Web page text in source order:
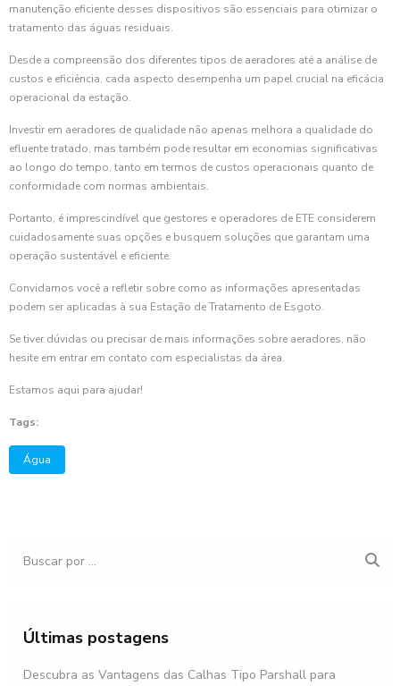
manutenção eficiente desses dispositivos são essenciais para otimizar o
tratamento das águas residuais.
Desde a compreensão dos diferentes tipos de aeradores até a análise de
custos e eficiência, cada aspecto desempenha um papel crucial na eficácia
operacional da estação.
Investir em aeradores de qualidade não apenas melhora a qualidade do
efluente tratado, mas também pode resultar em economias significativas
ao longo do tempo, tanto em termos de custos operacionais quanto de
conformidade com normas ambientais.
Portanto, é imprescindível que gestores e operadores de ETE considerem
cuidadosamente suas opções e busquem soluções que garantam uma
operação sustentável e eficiente.
Convidamos você a refletir sobre como as informações apresentadas
podem ser aplicadas à sua Estação de Tratamento de Esgoto.
Se tiver dúvidas ou precisar de mais informações sobre aeradores, não
hesite em entrar em contato com especialistas da área.
Estamos aqui para ajudar!
Tags:
Água
Últimas postagens
Descubra as Vantagens das Calhas Tipo Parshall para